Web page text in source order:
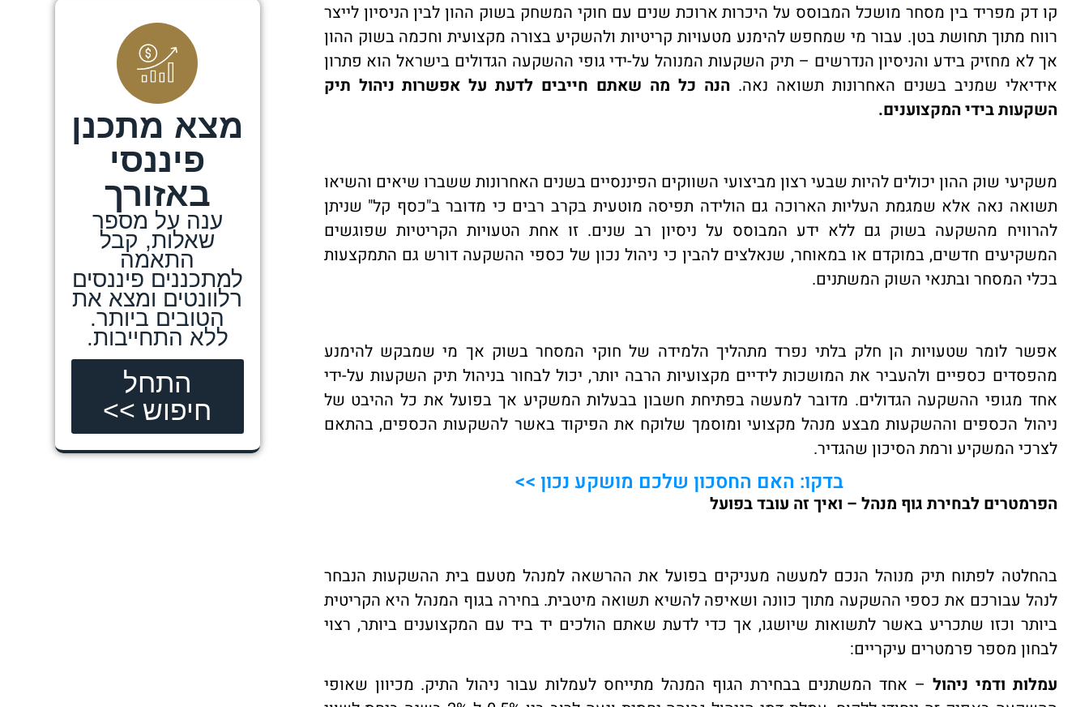
קו דק מפריד בין מסחר מושכל המבוסס על היכרות ארוכת שנים עם חוקי המשחק בשוק ההון לבין הניסיון לייצר
רווח מתוך תחושת בטן. עבור מי שמחפש להימנע מטעויות קריטיות ולהשקיע בצורה מקצועית וחכמה בשוק ההון
אך לא מחזיק בידע והניסיון הנדרשים – תיק השקעות המנוהל על-ידי גופי ההשקעה הגדולים בישראל הוא פתרון
אידיאלי שמניב בשנים האחרונות תשואה נאה.הנה כל מה שאתם חייבים לדעת על אפשרות ניהול תיק
השקעות בידי המקצוענים.
משקיעי שוק ההון יכולים להיות שבעי רצון מביצועי השווקים הפיננסיים בשנים האחרונות ששברו שיאים והשיאו
תשואה נאה אלא שמגמת העליות הארוכה גם הולידה תפיסה מוטעית בקרב רבים כי מדובר ב"כסף קל" שניתן
להרוויח מהשקעה בשוק גם ללא ידע המבוסס על ניסיון רב שנים. זו אחת הטעויות הקריטיות שפוגשים
המשקיעים חדשים, במוקדם או במאוחר, שנאלצים להבין כי ניהול נכון של כספי ההשקעה דורש גם התמקצעות
בכלי המסחר ובתנאי השוק המשתנים.
אפשר לומר שטעויות הן חלק בלתי נפרד מתהליך הלמידה של חוקי המסחר בשוק אך מי שמבקש להימנע
מהפסדים כספיים ולהעביר את המושכות לידיים מקצועיות הרבה יותר, יכול לבחור בניהול תיק השקעות על-ידי
אחד מגופי ההשקעה הגדולים. מדובר למעשה בפתיחת חשבון בבעלות המשקיע אך בפועל את כל ההיבט של
ניהול הכספים וההשקעות מבצע מנהל מקצועי ומוסמך שלוקח את הפיקוד באשר להשקעות הכספים, בהתאם
לצרכי המשקיע ורמת הסיכון שהגדיר.
בדקו: האם החסכון שלכם מושקע נכון >>
הפרמטרים לבחירת גוף מנהל – ואיך זה עובד בפועל
בהחלטה לפתוח תיק מנוהל הנכם למעשה מעניקים בפועל את ההרשאה למנהל מטעם בית ההשקעות הנבחר
לנהל עבורכם את כספי ההשקעה מתוך כוונה ושאיפה להשיא תשואה מיטבית. בחירה בגוף המנהל היא הקריטית
ביותר וכזו שתכריע באשר לתשואות שיושגו, אך כדי לדעת שאתם הולכים יד ביד עם המקצוענים ביותר, רצוי
לבחון מספר פרמטרים עיקריים:
עמלות ודמי ניהול – אחד המשתנים בבחירת הגוף המנהל מתייחס לעמלות עבור ניהול התיק. מכיוון שאופי
מצא מתכנן
פיננסי
באזורך
ענה על מספר
שאלות, קבל
התאמה
למתכננים פיננסים
רלוונטים ומצא את
הטובים ביותר.
ללא התחייבות.
התחל
חיפוש >>